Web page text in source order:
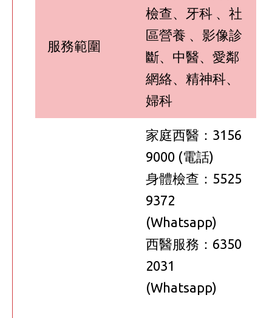
服務範圍
檢查、牙科 、社
區營養 、影像診
斷、中醫、愛鄰
網絡、精神科、
婦科
家庭西醫：3156
9000 (電話)
身體檢查：5525
9372
(Whatsapp)
西醫服務：6350
2031
(Whatsapp)